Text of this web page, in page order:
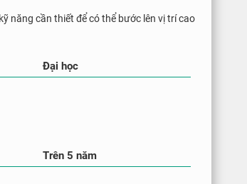
năng cần thiết để có thể bước lên vị trí cao
Đại học
Trên 5 năm